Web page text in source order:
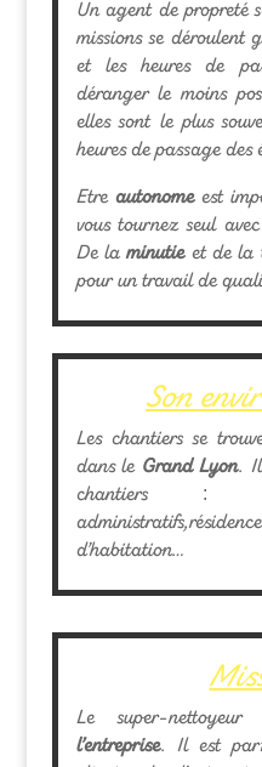
Un agent de propreté
missions se déroulent
et les heures de
déranger le moins
elles sont le plus
heures de passage des
Etreautonomeest
vous tournez seul
De laminutieet de la
pour un travail de
Son
Les chantiers se
dans leGrand Lyon. Il
chantiers :
d’habitation…
Le super-nettoyeur
l’entreprise. Il est